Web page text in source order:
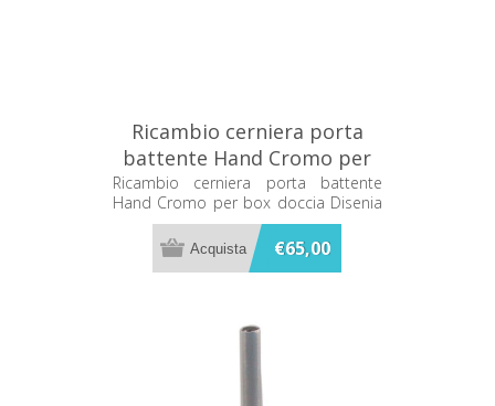
Ricambio cerniera porta
battente Hand Cromo per
box doccia Disenia
RCHNCN-C
Ricambio cerniera porta battente
Hand Cromo per box doccia Disenia
RCHNCN-C
€65,00